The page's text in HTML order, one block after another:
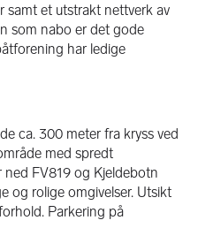
samt et utstrakt nettverk av
som nabo er det gode
har ledige
ca. 300 meter fra kryss ved
med spredt
FV819 og Kjeldebotn
og rolige omgivelser. Utsikt
Parkering på